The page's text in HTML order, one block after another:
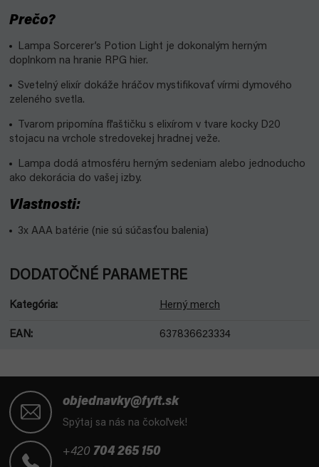
Prečo?
Lampa Sorcerer’s Potion Light je dokonalým herným
doplnkom na hranie RPG hier.
Svetelný elixír dokáže hráčov mystifikovať vírmi dymového
zeleného svetla.
Tvarom pripomína fľaštičku s elixírom v tvare kocky D20
stojacu na vrchole stredovekej hradnej veže.
Lampa dodá atmosféru herným sedeniam alebo jednoducho
ako dekorácia do vašej izby.
Vlastnosti:
3x AAA batérie (nie sú súčasťou balenia)
DODATOČNÉ PARAMETRE
Kategória: Herný merch
EAN: 637836623334
objednavky@fyft.sk
Spýtaj sa nás na čokoľvek!
+420 704 265 150